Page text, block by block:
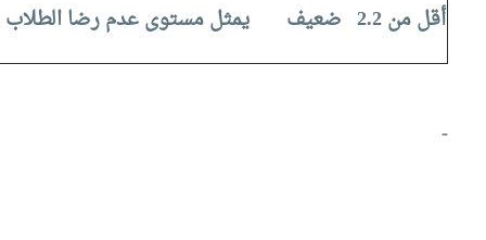
أقل من2
.2 ضعيف يمثل مستوى عدم رضا الطلاب
-